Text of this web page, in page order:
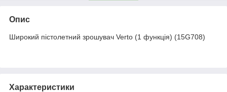
Опис
Широкий пістолетний зрошувач Verto (1 функція) (15G708)
Характеристики